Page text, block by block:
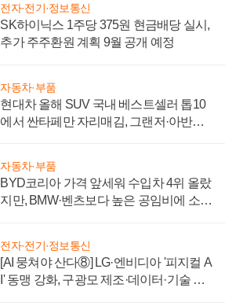
전자·전기·정보통신
SK하이닉스 1주당 375원 현금배당 실시,
추가 주주환원 계획 9월 공개 예정
자동차·부품
현대차 올해 SUV 국내 베스트셀러 톱10
에서 싼타페만 자리매김, 그랜저·아반떼
자동차·부품
BYD코리아 가격 앞세워 수입차 4위 올랐
지만, BMW·벤츠보다 높은 공임비에 소비
전자·전기·정보통신
[AI 뭉쳐야 산다⑧] LG·엔비디아 '피지컬 A
I' 동맹 강화, 구광모 제조·데이터·기술 결